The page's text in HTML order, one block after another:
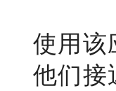
使用该
他们接